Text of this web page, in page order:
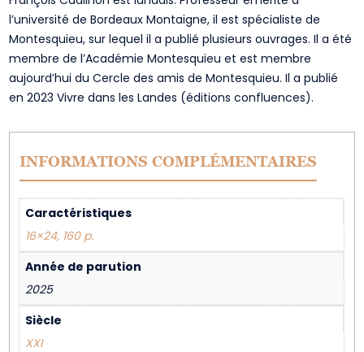
l’université de Bordeaux Montaigne, il est spécialiste de
Montesquieu, sur lequel il a publié plusieurs ouvrages. Il a été
membre de l’Académie Montesquieu et est membre
aujourd’hui du Cercle des amis de Montesquieu. Il a publié
en 2023 Vivre dans les Landes (éditions confluences).
INFORMATIONS COMPLÉMENTAIRES
Caractéristiques
16×24, 160 p.
Année de parution
2025
Siècle
XXI